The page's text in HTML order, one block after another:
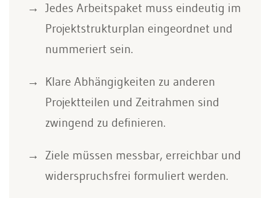
Jedes Arbeitspaket muss eindeutig im
Projektstrukturplan eingeordnet und
nummeriert sein.
Klare Abhängigkeiten zu anderen
Projektteilen und Zeitrahmen sind
zwingend zu definieren.
Ziele müssen messbar, erreichbar und
widerspruchsfrei formuliert werden.